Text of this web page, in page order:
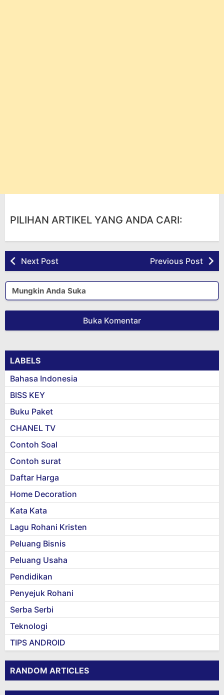
PILIHAN ARTIKEL YANG ANDA CARI:
Next Post Previous Post
Mungkin Anda Suka
Buka Komentar
LABELS
Bahasa Indonesia
BISS KEY
Buku Paket
CHANEL TV
Contoh Soal
Contoh surat
Daftar Harga
Home Decoration
Kata Kata
Lagu Rohani Kristen
Peluang Bisnis
Peluang Usaha
Pendidikan
Penyejuk Rohani
Serba Serbi
Teknologi
TIPS ANDROID
RANDOM ARTICLES